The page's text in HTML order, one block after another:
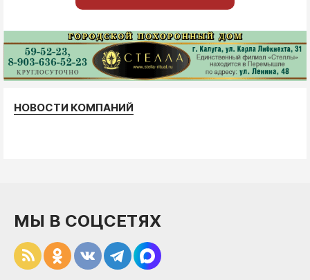
НОВОСТИ КОМПАНИЙ
МЫ В СОЦСЕТЯХ